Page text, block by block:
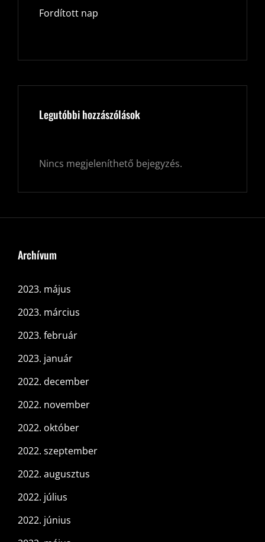
Fordított nap
Legutóbbi hozzászólások
Nincs megjeleníthető bejegyzés.
Archívum
2023. május
2023. március
2023. február
2023. január
2022. december
2022. november
2022. október
2022. szeptember
2022. augusztus
2022. július
2022. június